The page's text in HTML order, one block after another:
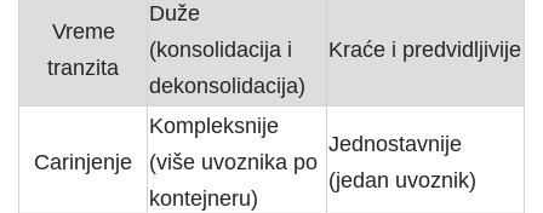
Vreme
tranzita
Duže
(konsolidacija i
dekonsolidacija)
Kraće i predvidljivije
Carinjenje
Kompleksnije
(više uvoznika po
kontejneru)
Jednostavnije
(jedan uvoznik)